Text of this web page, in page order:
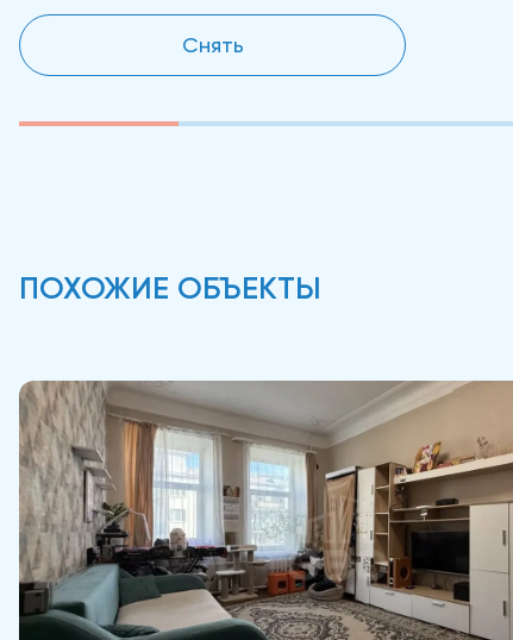
Снять
ПОХОЖИЕ ОБЪЕКТЫ